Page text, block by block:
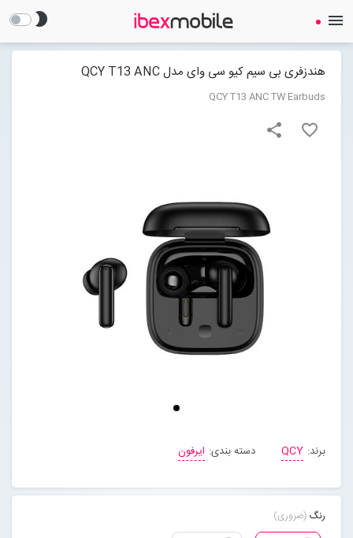
درباره ما
brightness_2 menu
هندزفری بی سیم کیو سی وای مدل QCY T13 ANC
QCY T13 ANC TW Earbuds
favorite_border
share
برند: QCY دسته بندی: ایرفون
رنگ (ضروری)